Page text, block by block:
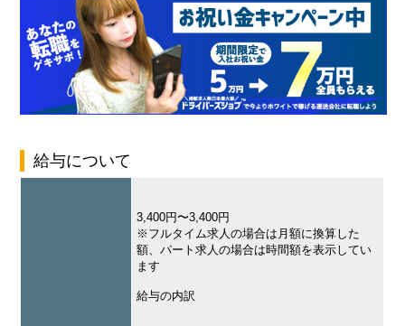
給与について
3,400円〜3,400円
※フルタイム求人の場合は月額に換算した
額、パート求人の場合は時間額を表示してい
ます
給与の内訳